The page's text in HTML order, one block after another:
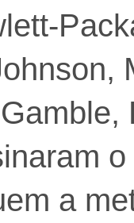
a